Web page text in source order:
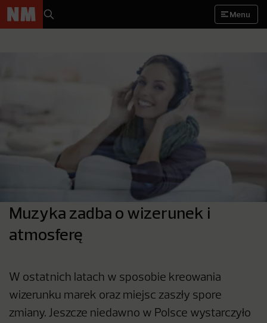
Menu
Muzyka zadba o wizerunek i
atmosferę
W ostatnich latach w sposobie kreowania
wizerunku marek oraz miejsc zaszły spore
zmiany. Jeszcze niedawno w Polsce wystarczyło